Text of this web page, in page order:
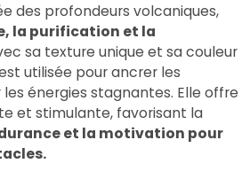
des profondeurs volcaniques,
la purification et la
sa texture unique et sa couleur
utilisée pour ancrer les
énergies stagnantes. Elle offre
et stimulante, favorisant la
et la motivation pour